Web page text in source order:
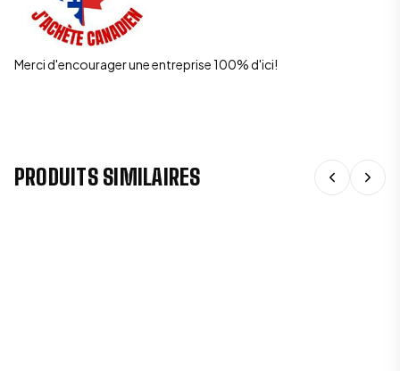
Merci d'encourager une entreprise 100% d'ici!
PRODUITS SIMILAIRES